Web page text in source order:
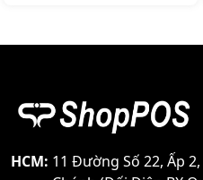
có nhiều doanh nghiệp
công nghệ vào hoạt động
kinh doanh như thế nào
nội bộ khi làm việc máy bộ
HCM: 11 Đường Số 22, Ấp